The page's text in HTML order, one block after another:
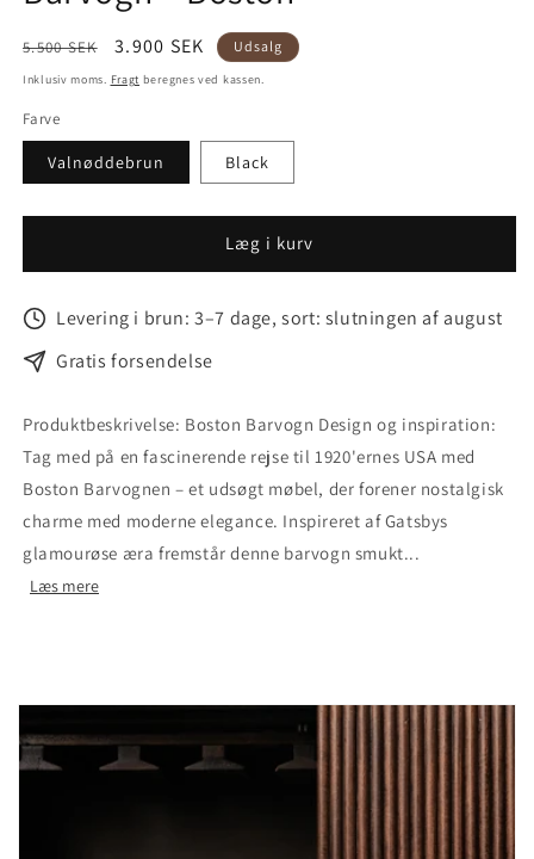
Normalpris
5.500 SEK Tilbudspris
3.900 SEK Udsalg
Inklusiv moms. Fragt beregnes ved kassen.
Farve
Valnøddebrun Black
Læg i kurv
Levering i brun: 3–7 dage, sort: slutningen af august
Gratis forsendelse
Produktbeskrivelse: Boston Barvogn Design og inspiration:
Tag med på en fascinerende rejse til 1920'ernes USA med
Boston Barvognen – et udsøgt møbel, der forener nostalgisk
charme med moderne elegance. Inspireret af Gatsbys
glamourøse æra fremstår denne barvogn smukt...
Læs mere